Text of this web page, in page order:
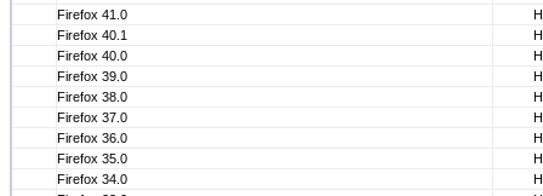
Firefox 41.0
Firefox 40.1
Firefox 40.0
Firefox 39.0
Firefox 38.0
Firefox 37.0
Firefox 36.0
Firefox 35.0
Firefox 34.0